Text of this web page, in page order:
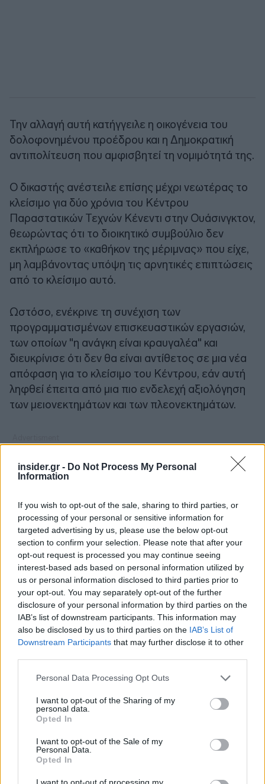
insider.gr - Do Not Process My Personal
Information
If you wish to opt-out of the sale, sharing to third parties, or
processing of your personal or sensitive information for
targeted advertising by us, please use the below opt-out
section to confirm your selection. Please note that after your
opt-out request is processed you may continue seeing
interest-based ads based on personal information utilized by
us or personal information disclosed to third parties prior to
your opt-out. You may separately opt-out of the further
disclosure of your personal information by third parties on the
IAB’s list of downstream participants. This information may
also be disclosed by us to third parties on the IAB’s List of
Downstream Participants that may further disclose it to other
Please note that this website/app uses one or more Google
not limited to your visit or usage behaviour. You may click to
grant or deny consent to Google and its third-party tags to
use your data for below specified purposes in below Google
consent section.
Personal Data Processing Opt Outs
I want to opt-out of the Sharing of my
personal data.
Opted In
I want to opt-out of the Sale of my
Personal Data.
Opted In
I want to opt-out of processing my
Την αλλαγή αυτή κατήγγειλε η οικογένεια του
δολοφονημένου προέδρου και η Δημοκρατική
αντιπολίτευση που αμφισβητεί τη νομιμότητά της.
Ο δικαστής ανέστειλε επίσης μέχρι νεωτέρας το
κλείσιμο για δύο χρόνια του Κέντρου
Παραστατικών Τεχνών Κένεντι στην Ουάσινγκτον,
θεωρώντας ότι το διοικητικό συμβούλιο δεν
εκπλήρωσε το «καθήκον της μέριμνας» που είχε,
μη λαμβάνοντας υπόψη τις αρνητικές επιπτώσεις
από το κλείσιμο αυτό.
Ωστόσο, ενέκρινε τη συνέχιση των
προγραμματισμένων επισκευαστικών εργασιών,
των οποίων "η ανάγκη είναι κραυγαλέα" και
διευκρίνισε ότι δεν θα είναι αντίθετος σε μια νέα
απόφαση για το κλείσιμο του Κέντρου, εάν αυτή
ληφθεί έπειτα από μια πιο ενδελεχή αξιολόγηση
των μειονεκτημάτων και των πλεονεκτημάτων.